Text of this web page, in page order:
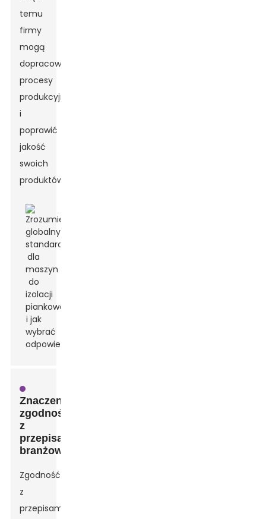
temu
firmy
mogą
dopracować
procesy
produkcyjne
i
poprawić
jakość
swoich
produktów.
Znaczenie
zgodności
z
przepisami
branżowymi
Zgodność
z
przepisami